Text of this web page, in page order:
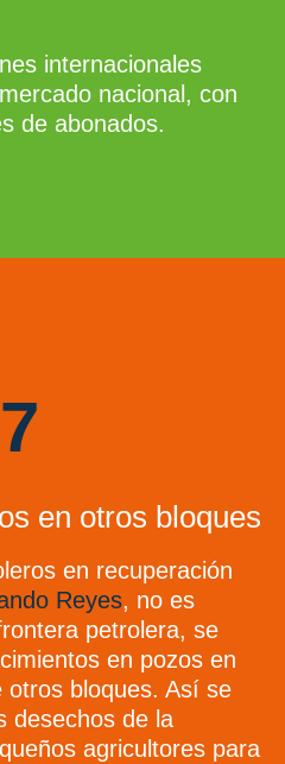
internacionales
nacional, con
de abonados.
7
en otros bloques
en recuperación
Reyes, no es
petrolera, se
en pozos en
otros bloques. Así se
desechos de la
agricultores para